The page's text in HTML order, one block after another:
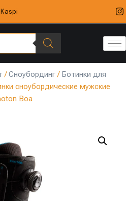
/Сноубординг/ Ботинки для
сноубордические мужские
Boa